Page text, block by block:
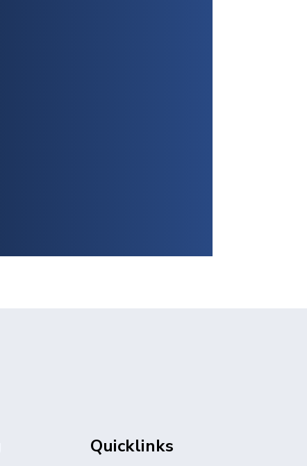
Quicklinks